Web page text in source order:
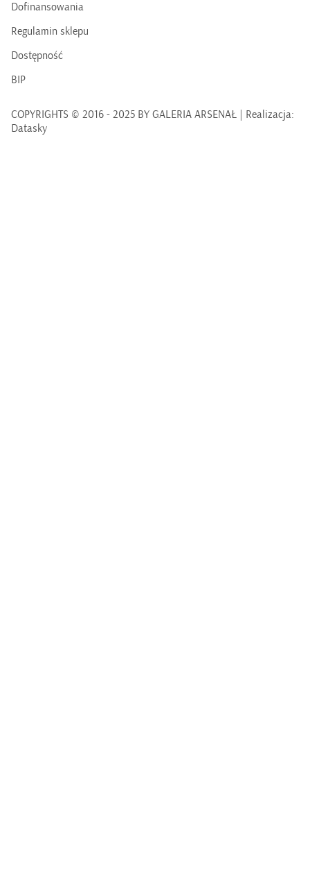
Dofinansowania
Regulamin sklepu
Dostępność
BIP
COPYRIGHTS © 2016 - 2025 BY GALERIA ARSENAŁ | Realizacja:
Datasky